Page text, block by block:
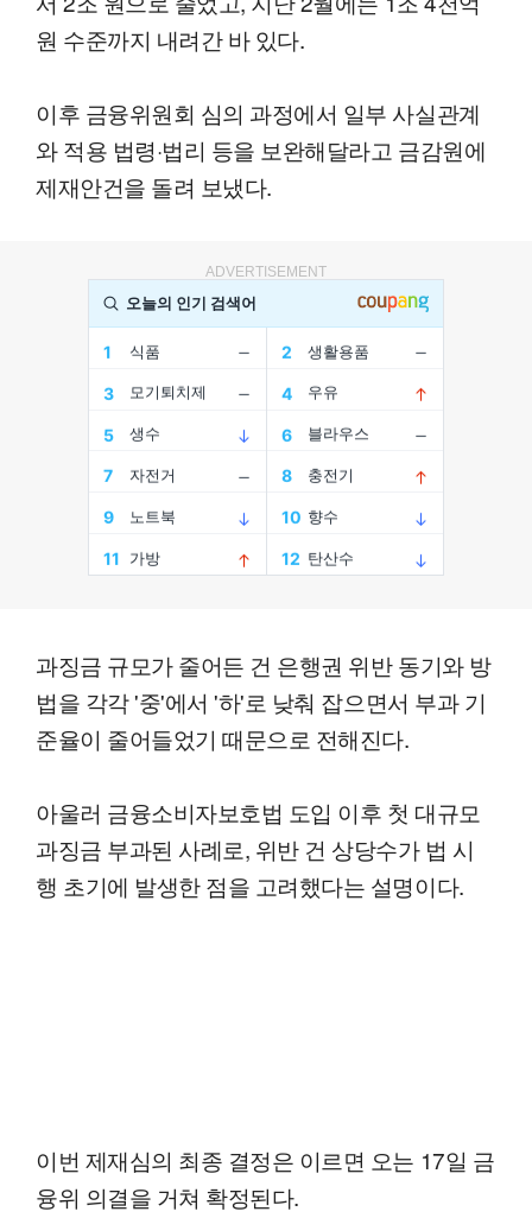
원 수준까지 내려간 바 있다.
이후 금융위원회 심의 과정에서 일부 사실관계
와 적용 법령·법리 등을 보완해달라고 금감원에
제재안건을 돌려 보냈다.
ADVERTISEMENT
과징금 규모가 줄어든 건 은행권 위반 동기와 방
법을 각각 '중'에서 '하'로 낮춰 잡으면서 부과 기
준율이 줄어들었기 때문으로 전해진다.
아울러 금융소비자보호법 도입 이후 첫 대규모
과징금 부과된 사례로, 위반 건 상당수가 법 시
행 초기에 발생한 점을 고려했다는 설명이다.
이번 제재심의 최종 결정은 이르면 오는 17일 금
융위 의결을 거쳐 확정된다.